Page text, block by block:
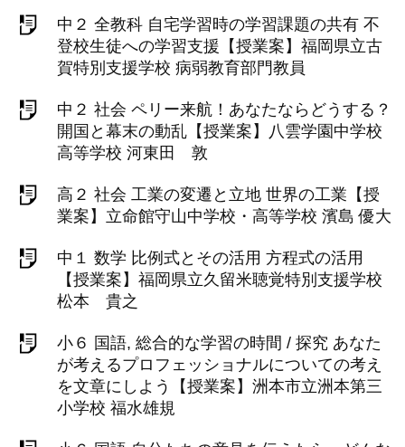
中２ 全教科 自宅学習時の学習課題の共有 不
登校生徒への学習支援【授業案】福岡県立古
賀特別支援学校 病弱教育部門教員
中２ 社会 ペリー来航！あなたならどうする？
開国と幕末の動乱【授業案】八雲学園中学校
高等学校 河東田 敦
高２ 社会 工業の変遷と立地 世界の工業【授
業案】立命館守山中学校・高等学校 濱島 優大
中１ 数学 比例式とその活用 方程式の活用
【授業案】福岡県立久留米聴覚特別支援学校
松本 貴之
小６ 国語, 総合的な学習の時間 / 探究 あなた
が考えるプロフェッショナルについての考え
を文章にしよう【授業案】洲本市立洲本第三
小学校 福水雄規